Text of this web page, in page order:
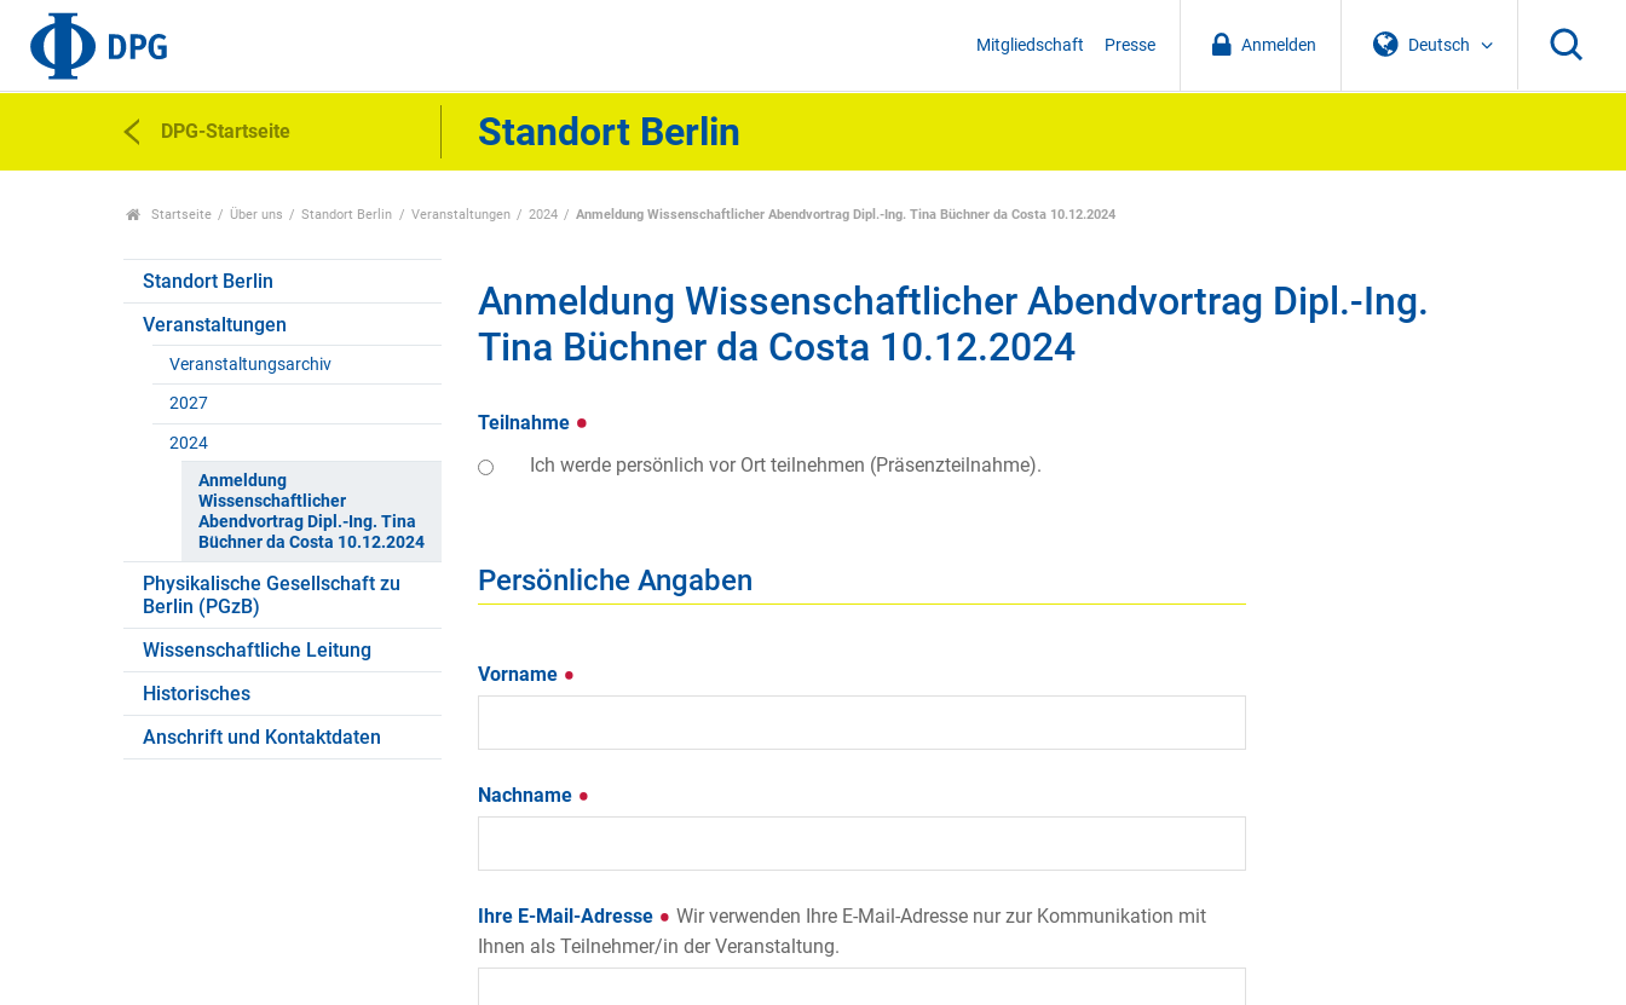
Deutsch
Anmelden
Mitgliedschaft Presse
DPG-Startseite Standort Berlin
Startseite Über uns Standort Berlin Veranstaltungen 2024 Anmeldung Wissenschaftlicher Abendvortrag Dipl.-Ing. Tina Büchner da Costa 10.12.2024
Standort Berlin
Veranstaltungen
Veranstaltungsarchiv
2027
2024
Anmeldung
Wissenschaftlicher
Abendvortrag Dipl.-Ing. Tina
Büchner da Costa 10.12.2024
Physikalische Gesellschaft zu
Berlin (PGzB)
Wissenschaftliche Leitung
Historisches
Anschrift und Kontaktdaten
Anmeldung Wissenschaftlicher Abendvortrag Dipl.-Ing.
Tina Büchner da Costa 10.12.2024
Teilnahme
Ich werde persönlich vor Ort teilnehmen (Präsenzteilnahme).
Persönliche Angaben
Vorname
Nachname
Ihre E-Mail-Adresse
Wir verwenden Ihre E-Mail-Adresse nur zur Kommunikation mit
Ihnen als Teilnehmer/in der Veranstaltung.